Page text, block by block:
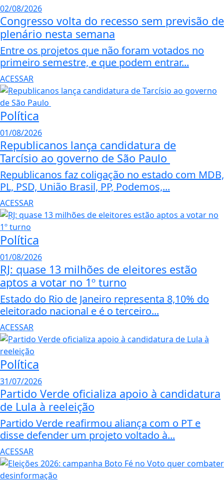
02/08/2026
Congresso volta do recesso sem previsão de
plenário nesta semana
Entre os projetos que não foram votados no
primeiro semestre, e que podem entrar...
ACESSAR
Política
01/08/2026
Republicanos lança candidatura de
Tarcísio ao governo de São Paulo
Republicanos faz coligação no estado com MDB,
PL, PSD, União Brasil, PP, Podemos,...
ACESSAR
Política
01/08/2026
RJ: quase 13 milhões de eleitores estão
aptos a votar no 1º turno
Estado do Rio de Janeiro representa 8,10% do
eleitorado nacional e é o terceiro...
ACESSAR
Política
31/07/2026
Partido Verde oficializa apoio à candidatura
de Lula à reeleição
Partido Verde reafirmou aliança com o PT e
disse defender um projeto voltado à...
ACESSAR